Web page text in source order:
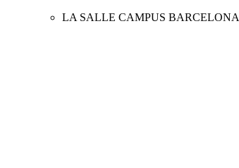
LA SALLE CAMPUS BARCELONA